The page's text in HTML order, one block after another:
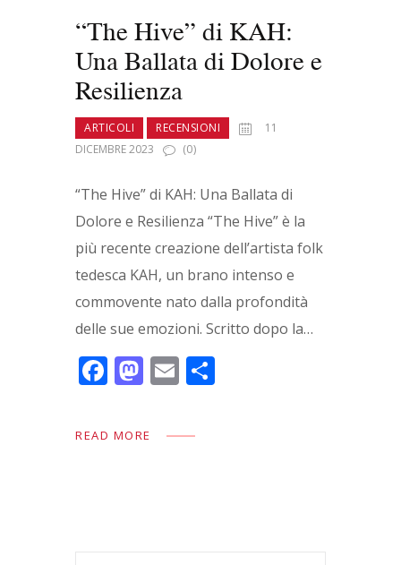
“The Hive” di KAH:
Una Ballata di Dolore e
Resilienza
ARTICOLI RECENSIONI
11
DICEMBRE 2023
(0)
“The Hive” di KAH: Una Ballata di
Dolore e Resilienza “The Hive” è la
più recente creazione dell’artista folk
tedesca KAH, un brano intenso e
commovente nato dalla profondità
delle sue emozioni. Scritto dopo la…
F
e
M
to
E
ai
READ MORE